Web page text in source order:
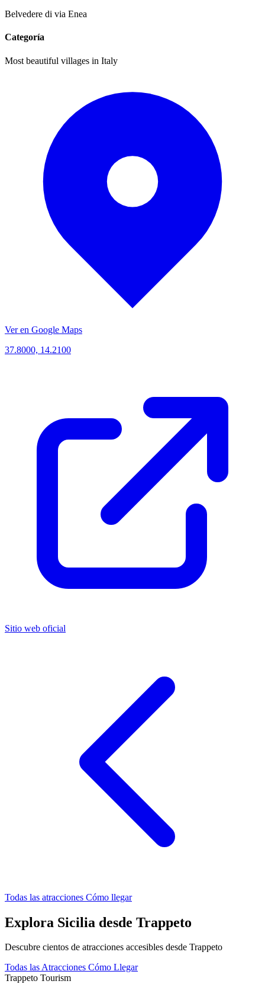
Belvedere di via Enea
Categoría
Most beautiful villages in Italy
Ver en Google Maps
37.8000, 14.2100
Sitio web oficial
Todas las atracciones Cómo llegar
Explora Sicilia desde Trappeto
Descubre cientos de atracciones accesibles desde Trappeto
Todas las Atracciones Cómo Llegar
Trappeto Tourism